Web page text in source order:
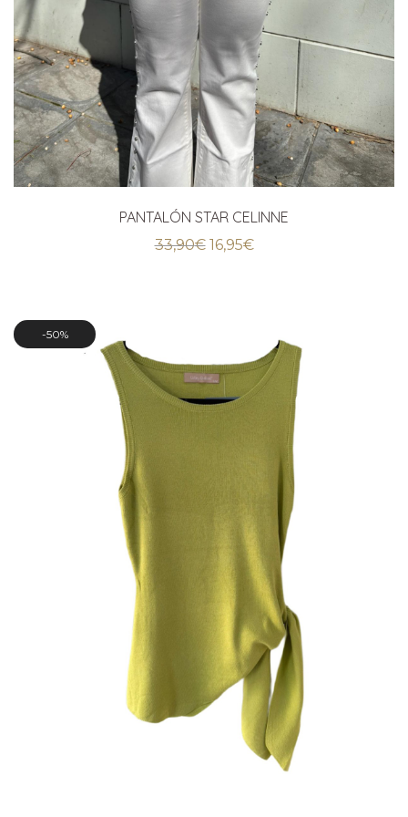
PANTALÓN STAR CELINNE
33,90€ El
16,95€El
50%